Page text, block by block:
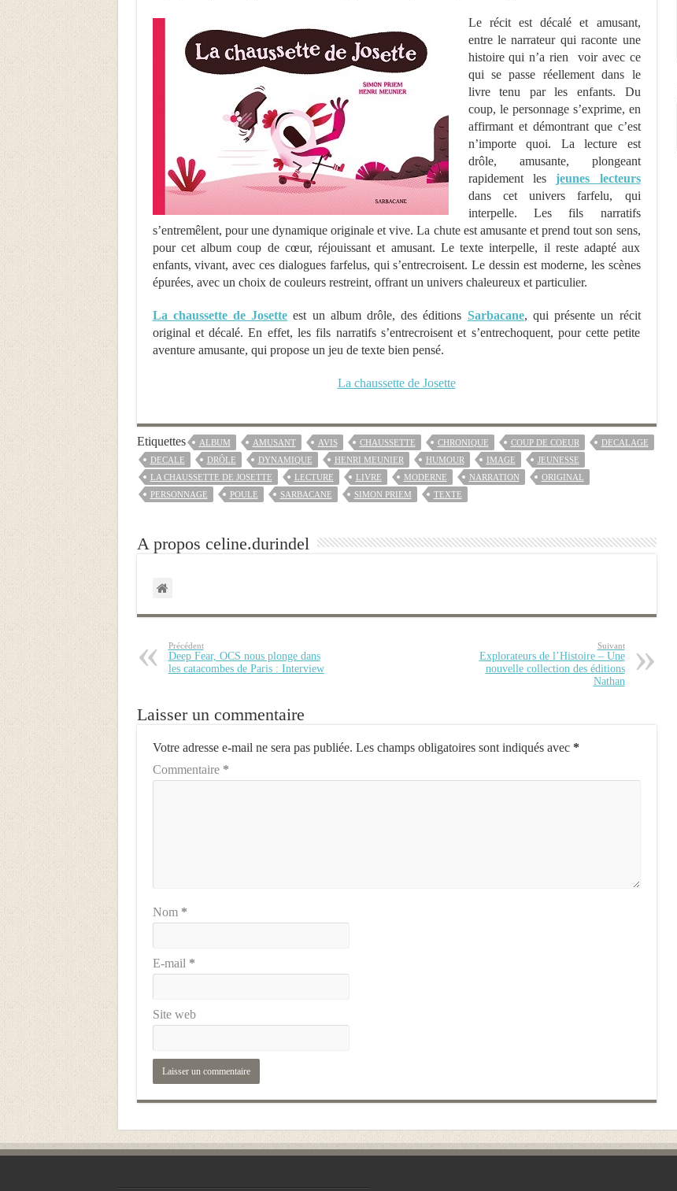
Le récit est décalé et amusant,
entre le narrateur qui raconte une
histoire qui n’a rien voir avec ce
qui se passe réellement dans le
livre tenu par les enfants. Du
coup, le personnage s’exprime, en
affirmant et démontrant que c’est
n’importe quoi. La lecture est
drôle, amusante, plongeant
rapidement lesjeunes lecteurs
dans cet univers farfelu, qui
interpelle. Les fils narratifs
s’entremêlent, pour une dynamique originale et vive. La chute est amusante et prend tout son sens,
pour cet album coup de cœur, réjouissant et amusant. Le texte interpelle, il reste adapté aux
enfants, vivant, avec ces dialogues farfelus, qui s’entrecroisent. Le dessin est moderne, les scènes
épurées, avec un choix de couleurs restreint, offrant un univers chaleureux et particulier.
La chaussette de Josette est un album drôle, des éditions Sarbacane, qui présente un récit
original et décalé. En effet, les fils narratifs s’entrecroisent et s’entrechoquent, pour cette petite
aventure amusante, qui propose un jeu de texte bien pensé.
La chaussette de Josette
Etiquettes ALBUM AMUSANT AVIS CHAUSSETTE CHRONIQUE COUP DE COEUR
DECALAGE
DECALE
DRÔLE DYNAMIQUE HENRI MEUNIER HUMOUR IMAGE
JEUNESSE
LA CHAUSSETTE DE JOSETTE
LECTURE LIVRE MODERNE NARRATION
ORIGINAL
PERSONNAGE
POULE SARBACANE SIMON PRIEM TEXTE
A propos celine.durindel
Précédent
Deep Fear, OCS nous plonge dans
les catacombes de Paris : Interview
Suivant
Explorateurs de l’Histoire – Une
nouvelle collection des éditions
Nathan
Laisser un commentaire
Votre adresse e-mail ne sera pas publiée. Les champs obligatoires sont indiqués avec *
Commentaire *
Nom *
E-mail *
Site web